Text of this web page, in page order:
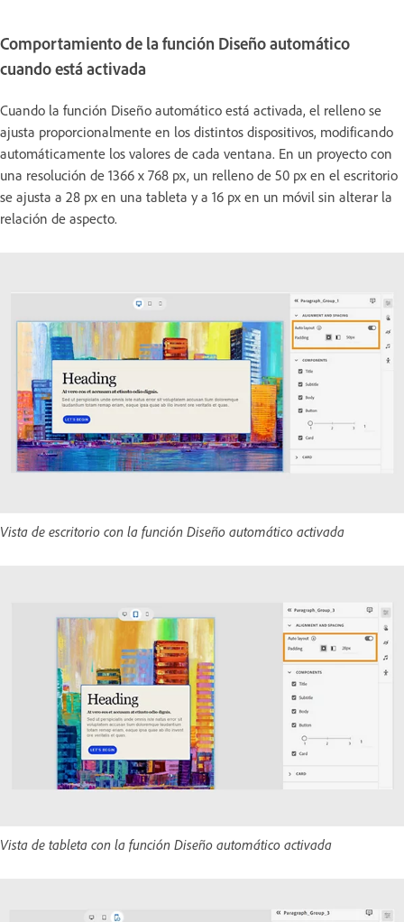
Comportamiento de la función Diseño automático
cuando está activada
Cuando la función Diseño automático está activada, el relleno se
ajusta proporcionalmente en los distintos dispositivos, modificando
automáticamente los valores de cada ventana. En un proyecto con
una resolución de 1366 x 768 px, un relleno de 50 px en el escritorio
se ajusta a 28 px en una tableta y a 16 px en un móvil sin alterar la
relación de aspecto.
Vista de escritorio con la función Diseño automático activada
Vista de tableta con la función Diseño automático activada